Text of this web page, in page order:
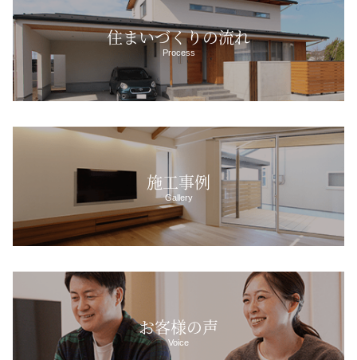
住まいづくりの流れ
Process
施工事例
Gallery
お客様の声
Voice